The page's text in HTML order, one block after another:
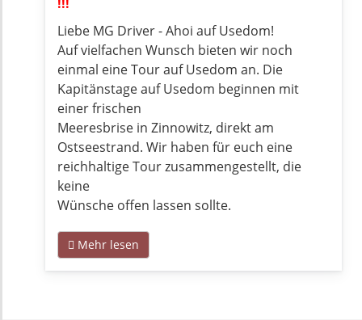
Liebe MG Driver - Ahoi auf Usedom!
Auf vielfachen Wunsch bieten wir noch
einmal eine Tour auf Usedom an. Die
Kapitänstage auf Usedom beginnen mit
einer frischen
Meeresbrise in Zinnowitz, direkt am
Ostseestrand. Wir haben für euch eine
reichhaltige Tour zusammengestellt, die
keine
Wünsche offen lassen sollte.
Mehr lesen